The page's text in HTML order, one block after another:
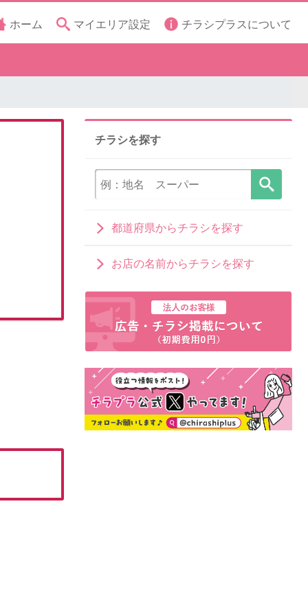
ホーム マイエリア設定 チラシプラスについて
チラシを探す
都道府県からチラシを探す
お店の名前からチラシを探す